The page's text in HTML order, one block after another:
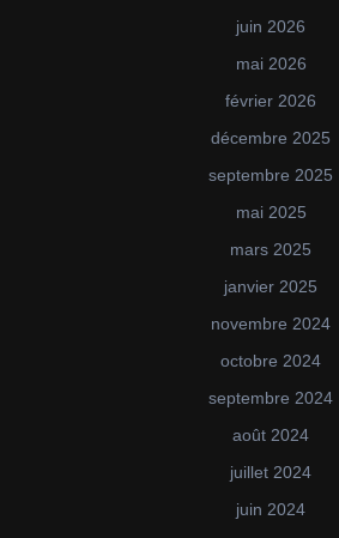
juin 2026
mai 2026
février 2026
décembre 2025
septembre 2025
mai 2025
mars 2025
janvier 2025
novembre 2024
octobre 2024
septembre 2024
août 2024
juillet 2024
juin 2024